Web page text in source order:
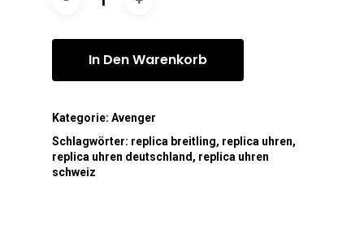
In Den Warenkorb
Kategorie: Avenger
Schlagwörter: replica breitling, replica uhren,
replica uhren deutschland , replica uhren
schweiz